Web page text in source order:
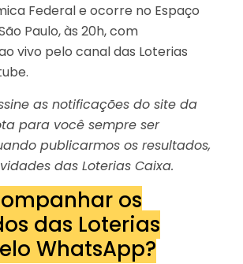
Federal e ocorre no Espaço
Paulo, às 20h, com
vivo pelo canal das Loterias
as notificações do site da
para você sempre ser
publicarmos os resultados,
das Loterias Caixa.
os
das Loterias
WhatsApp?